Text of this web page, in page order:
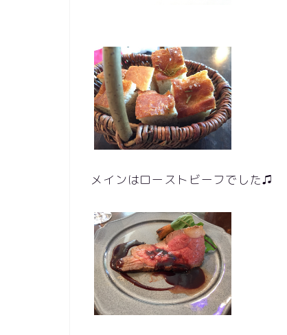
メインはローストビーフでした♫